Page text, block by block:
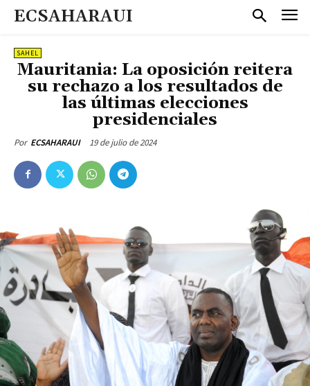
ECSAHARAUI
SAHEL
Mauritania: La oposición reitera
su rechazo a los resultados de
las últimas elecciones
presidenciales
Por ECSAHARAUI 19 de julio de 2024